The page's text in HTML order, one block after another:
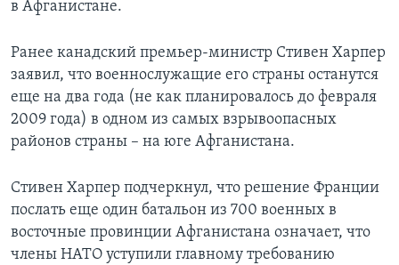
в Афганистане.
Ранее канадский премьер-министр Стивен Харпер
заявил, что военнослужащие его страны останутся
еще на два года (не как планировалось до февраля
2009 года) в одном из самых взрывоопасных
районов страны – на юге Афганистана.
Стивен Харпер подчеркнул, что решение Франции
послать еще один батальон из 700 военных в
восточные провинции Афганистана означает, что
члены НАТО уступили главному требованию